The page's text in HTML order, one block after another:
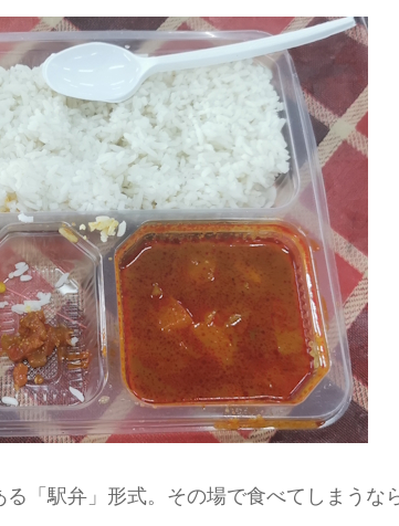
「駅弁」形式。その場で食べてしまう